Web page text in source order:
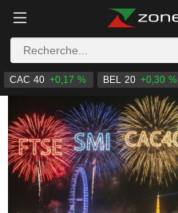
CAC 40 +0,17 % BEL 20 +0,30 %